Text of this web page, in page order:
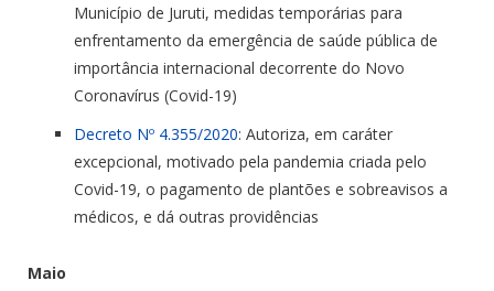
Município de Juruti, medidas temporárias para
enfrentamento da emergência de saúde pública de
importância internacional decorrente do Novo
Coronavírus (Covid-19)
Decreto Nº 4.355/2020: Autoriza, em caráter
excepcional, motivado pela pandemia criada pelo
Covid-19, o pagamento de plantões e sobreavisos a
médicos, e dá outras providências
Maio